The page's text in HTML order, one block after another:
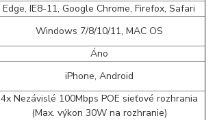
Edge, IE8-11, Google Chrome, Firefox, Safari
Windows 7/8/10/11, MAC OS
Áno
iPhone, Android
4x Nezávislé 100Mbps POE sieťové rozhrania
(Max. výkon 30W na rozhranie)